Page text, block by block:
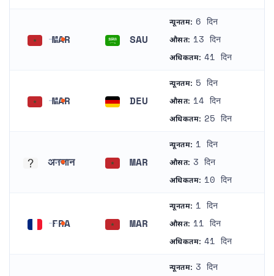
MAR SAU
न्यूनतम: 6 दिन
औसत: 13 दिन
अधिकतम: 41 दिन
MAR DEU
न्यूनतम: 5 दिन
औसत: 14 दिन
अधिकतम: 25 दिन
अनजान MAR
न्यूनतम: 1 दिन
औसत: 3 दिन
अधिकतम: 10 दिन
FRA MAR
न्यूनतम: 1 दिन
औसत: 11 दिन
अधिकतम: 41 दिन
न्यूनतम: 3 दिन